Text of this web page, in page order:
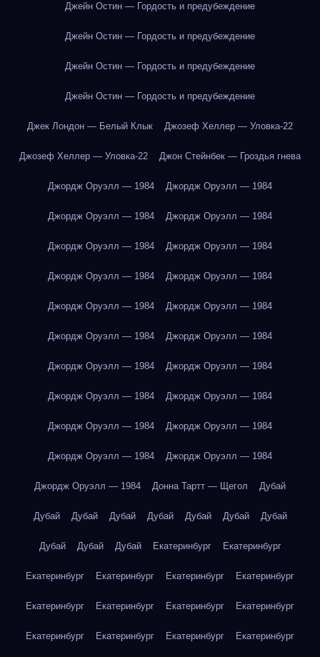
Джейн Остин — Гордость и предубеждение
Джейн Остин — Гордость и предубеждение
Джейн Остин — Гордость и предубеждение
Джейн Остин — Гордость и предубеждение
Джек Лондон — Белый Клык Джозеф Хеллер — Уловка-22
Джозеф Хеллер — Уловка-22 Джон Стейнбек — Гроздья гнева
Джордж Оруэлл — 1984 Джордж Оруэлл — 1984
Джордж Оруэлл — 1984 Джордж Оруэлл — 1984
Джордж Оруэлл — 1984 Джордж Оруэлл — 1984
Джордж Оруэлл — 1984 Джордж Оруэлл — 1984
Джордж Оруэлл — 1984 Джордж Оруэлл — 1984
Джордж Оруэлл — 1984 Джордж Оруэлл — 1984
Джордж Оруэлл — 1984 Джордж Оруэлл — 1984
Джордж Оруэлл — 1984 Джордж Оруэлл — 1984
Джордж Оруэлл — 1984 Джордж Оруэлл — 1984
Джордж Оруэлл — 1984 Джордж Оруэлл — 1984
Джордж Оруэлл — 1984 Донна Тартт — Щегол Дубай
Дубай Дубай Дубай Дубай Дубай Дубай Дубай
Дубай Дубай Дубай Екатеринбург Екатеринбург
Екатеринбург Екатеринбург Екатеринбург Екатеринбург
Екатеринбург Екатеринбург Екатеринбург Екатеринбург
Екатеринбург Екатеринбург Екатеринбург Екатеринбург